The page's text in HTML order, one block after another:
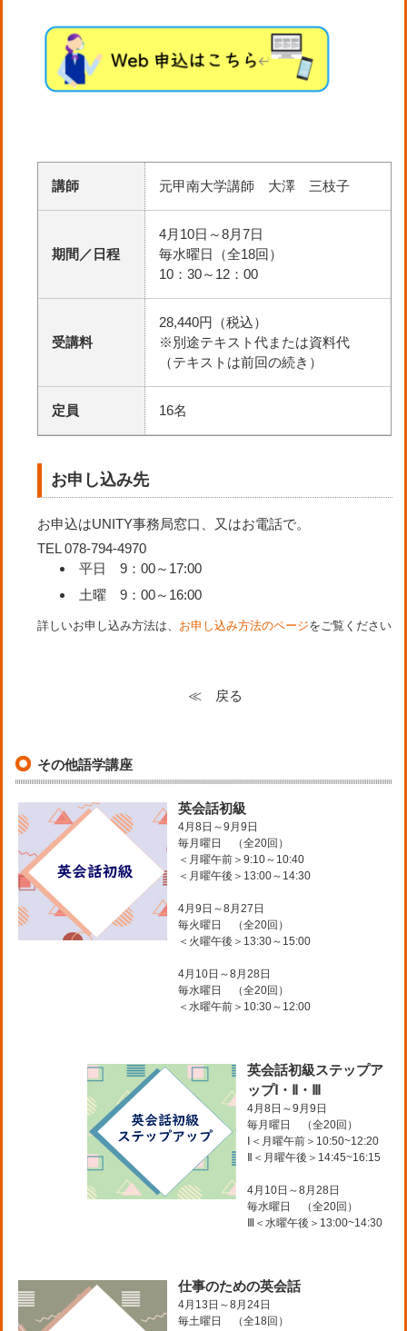
講師 元甲南大学講師 大澤 三枝子
期間／日程
4月10日～8月7日
毎水曜日（全18回）
10：30～12：00
受講料
28,440円（税込）
※別途テキスト代または資料代
（テキストは前回の続き）
定員 16名
お申し込み先
お申込はUNITY事務局窓口、又はお電話で。
TEL 078-794-4970
平日 9：00～17:00
土曜 9：00～16:00
詳しいお申し込み方法は、 お申し込み方法のページをご覧ください
≪ 戻る
その他語学講座
英会話初級
4月8日～9月9日
毎月曜日 （全20回）
＜月曜午前＞9:10～10:40
＜月曜午後＞13:00～14:30
4月9日～8月27日
毎火曜日 （全20回）
＜火曜午後＞13:30～15:00
4月10日～8月28日
毎水曜日 （全20回）
＜水曜午前＞10:30～12:00
英会話初級ステップア
ップⅠ・Ⅱ・Ⅲ
4月8日～9月9日
毎月曜日 （全20回）
Ⅰ＜月曜午前＞10:50~12:20
Ⅱ＜月曜午後＞14:45~16:15
4月10日～8月28日
毎水曜日 （全20回）
Ⅲ＜水曜午後＞13:00~14:30
仕事のための英会話
4月13日～8月24日
毎土曜日 （全18回）